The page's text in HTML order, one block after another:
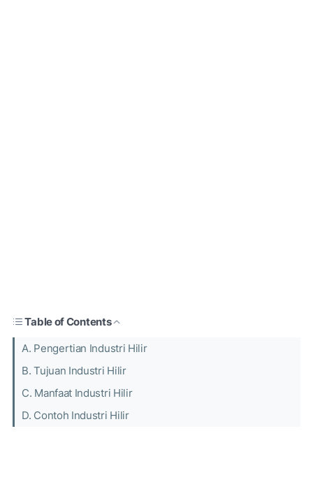
Table of Contents
A. Pengertian Industri Hilir
B. Tujuan Industri Hilir
C. Manfaat Industri Hilir
D. Contoh Industri Hilir